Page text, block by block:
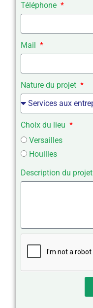
Téléphone
Mail
Nature du projet
Choix du lieu
Versailles
Houilles
Description du projet